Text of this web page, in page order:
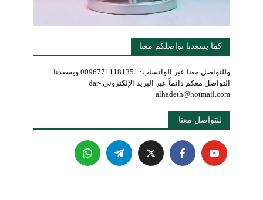
كما يسعدنا تواصلكم معنا
وللتواصل معنا عبر الواتساب: 00967711181351 ويسعدنا
التواصل معكم دائماً عبر البريد الإلكتروني dar-
alhadeth@hotmail.com
للتواصل معنا